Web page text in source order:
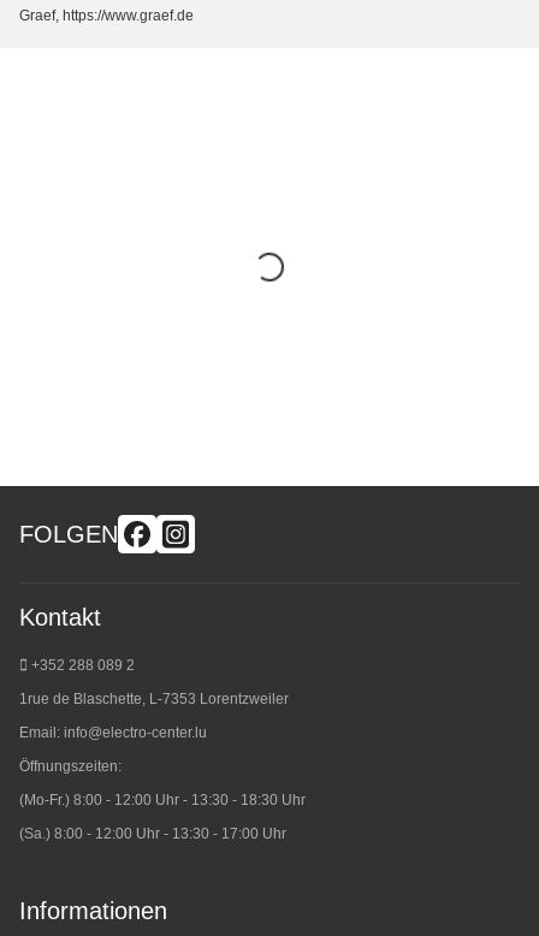
Graef, https://www.graef.de
FOLGEN
Kontakt
+352 288 089 2
1rue de Blaschette, L-7353 Lorentzweiler
Email: info@electro-center.lu
Öffnungszeiten:
(Mo-Fr.) 8:00 - 12:00 Uhr - 13:30 - 18:30 Uhr
(Sa.) 8:00 - 12:00 Uhr - 13:30 - 17:00 Uhr
Informationen